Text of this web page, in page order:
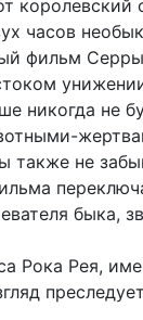
королевский
часов
фильм
никогда не
также не
быка,
Рока Рея,